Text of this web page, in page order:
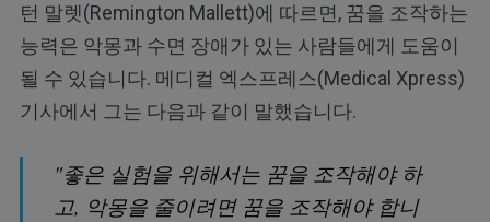
턴 말렛(Remington Mallett)에 따르면, 꿈을 조작하는
능력은 악몽과 수면 장애가 있는 사람들에게 도움이
될 수 있습니다. 메디컬 엑스프레스(Medical Xpress)
기사에서 그는 다음과 같이 말했습니다.
"좋은 실험을 위해서는 꿈을 조작해야 하
고, 악몽을 줄이려면 꿈을 조작해야 합니